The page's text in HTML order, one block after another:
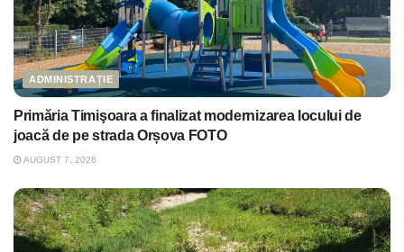
ADMINISTRAȚIE
Primăria Timişoara a finalizat modernizarea locului de
joacă de pe strada Orșova FOTO
AUGUST 7, 2026